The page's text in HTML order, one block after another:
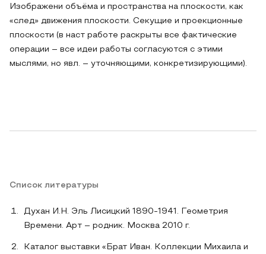
Изображени объёма и пространства на плоскости, как
«след» движения плоскости. Секущие и проекционные
плоскости (в наст работе раскрыты все фактические
операции – все идеи работы согласуются с этими
мыслями, но явл. – уточняющими, конкретизирующими).
Список литературы
Духан И.Н. Эль Лисицкий 1890-1941. Геометрия
Времени. Арт – родник. Москва 2010 г.
Каталог выставки «Брат Иван. Коллекции Михаила и